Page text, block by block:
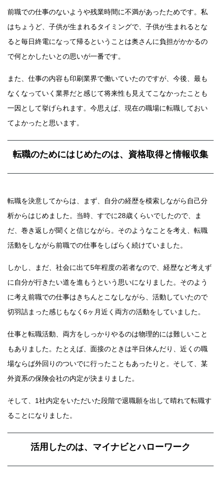
前職での仕事のないようや残業時間に不満があったためです。私
はちょうど、子供が生まれるタイミングで、子供が生まれるとな
ると毎日終電になって帰るということは奥さんに負担がかかるの
で何とかしたいとの思いが一番です。
また、仕事の内容も印刷業界で働いていたのですが、今後、最も
なくなっていく業界だと感じて将来性も見えてこなかったことも
一因として挙げられます。今思えば、現在の職場に転職しておい
てよかったと思います。
転職のためにはじめたのは、資格取得と情報収集
転職を決意してからは、まず、自分の経歴を模索しながら自己分
析からはじめました。当時、すでに28歳くらいでしたので、ま
だ、巻き返しが聞くと信じながら。そのようなことを考え、転職
活動をしながら前職での仕事をしばらく続けていました。
しかし、まだ、社会に出て5年程度の若者なので、経歴など考えず
に自分が行きたい道を進もうという思いになりました。そのよう
に考え前職での仕事はきちんとこなしながら、活動していたので
切羽詰まった感じもなく6ヶ月近く両方の活動をしていました。
仕事と転職活動、両方をしっかりやるのは物理的には難しいこと
もありました。たとえば、面接のときは半日休んだり、近くの職
場ならば外回りのついでに行ったこともあったりと。そして、某
外資系の保険会社の内定が決まりました。
そして、1社内定をいただいた段階で退職願を出して晴れて転職す
ることになりました。
活用したのは、マイナビとハローワーク